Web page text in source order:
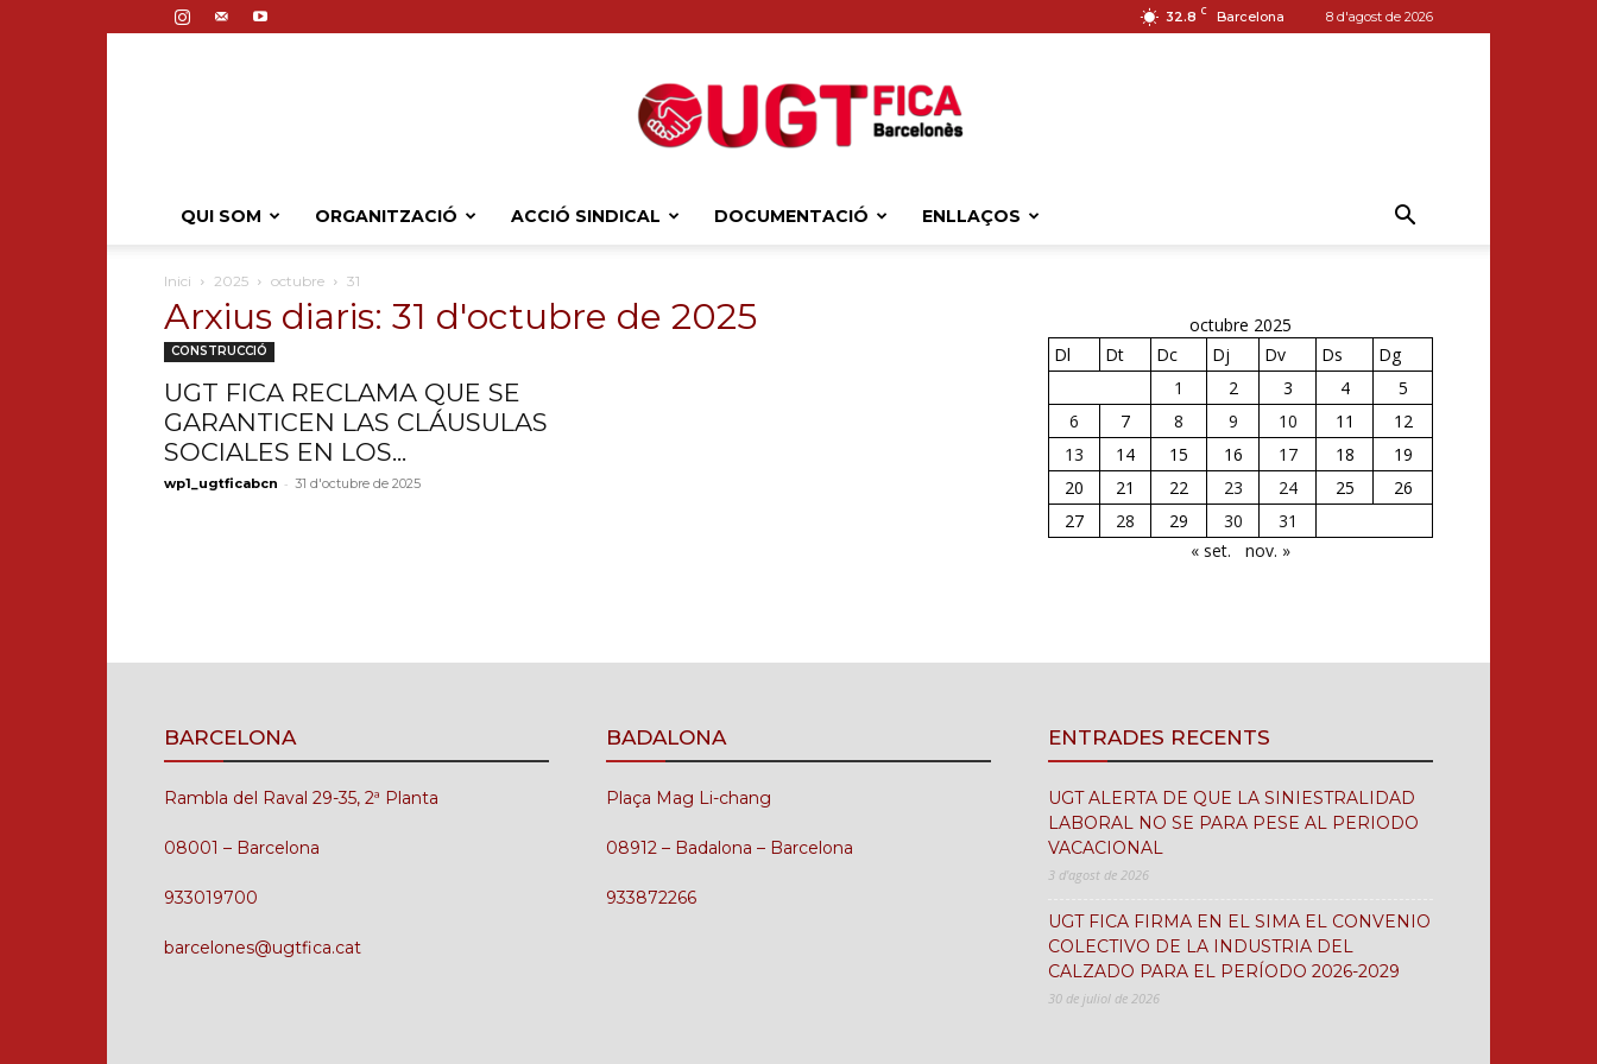
32.8 C Barcelona 8 d'agost de 2026
del
QUI SOM ORGANITZACIÓ ACCIÓ SINDICAL DOCUMENTACIÓ ENLLAÇOS
Inici 2025 octubre 31
Arxius diaris: 31 d'octubre de 2025
CONSTRUCCIÓ
UGT FICA RECLAMA QUE SE
GARANTICEN LAS CLÁUSULAS
SOCIALES EN LOS...
wp1_ugtficabcn - 31 d'octubre de 2025
octubre 2025
Dl
Dt Dc Dj Dv Ds
Dg
1
2 3 4
5
6
7 8 9 10 11
12
13
14 15 16 17 18
19
20
21 22 23 24 25
26
27
28 29 30
31
« set.
nov. »
BARCELONA
Rambla del Raval 29-35, 2ª Planta
08001 – Barcelona
933019700
barcelones@ugtfica.cat
BADALONA
Plaça Mag Li-chang
08912 – Badalona – Barcelona
933872266
ENTRADES RECENTS
UGT ALERTA DE QUE LA SINIESTRALIDAD
LABORAL NO SE PARA PESE AL PERIODO
VACACIONAL
3 d'agost de 2026
UGT FICA FIRMA EN EL SIMA EL CONVENIO
COLECTIVO DE LA INDUSTRIA DEL
CALZADO PARA EL PERÍODO 2026-2029
30 de juliol de 2026